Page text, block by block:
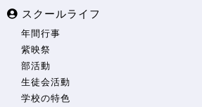
スクールライフ
年間行事
紫映祭
部活動
生徒会活動
学校の特色